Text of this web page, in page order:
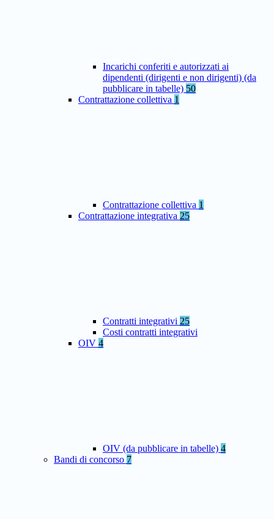
Incarichi conferiti e autorizzati ai
dipendenti (dirigenti e non dirigenti) (da
pubblicare in tabelle) 50
Contrattazione collettiva 1
Contrattazione collettiva 1
Contrattazione integrativa 25
Contratti integrativi 25
Costi contratti integrativi
OIV 4
OIV (da pubblicare in tabelle) 4
Bandi di concorso 7